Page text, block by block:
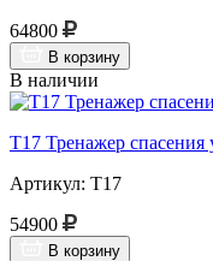
64800
В корзину
В наличии
Т17 Тренажер
Артикул: Т17
54900
В корзину